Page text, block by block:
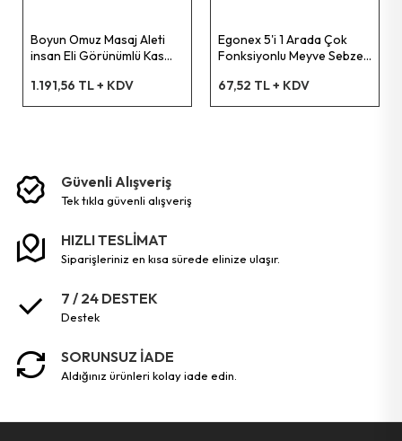
Boyun Omuz Masaj Aleti
insan Eli Görünümlü Kas
1.191,56 TL + KDV
Egonex 5'i 1 Arada Çok
Fonksiyonlu Meyve Sebze
ve Şişe Açacağı – Ahşap
Saplı Paslanmaz Çelik
67,52 TL + KDV
Güvenli Alışveriş
tek tikla güvenli̇ alişveri̇ş
HIZLI TESLİMAT
siparişleriniz en kısa sürede elinize ulaşır.
7 / 24 DESTEK
destek
SORUNSUZ İADE
aldığınız ürünleri kolay iade edin.